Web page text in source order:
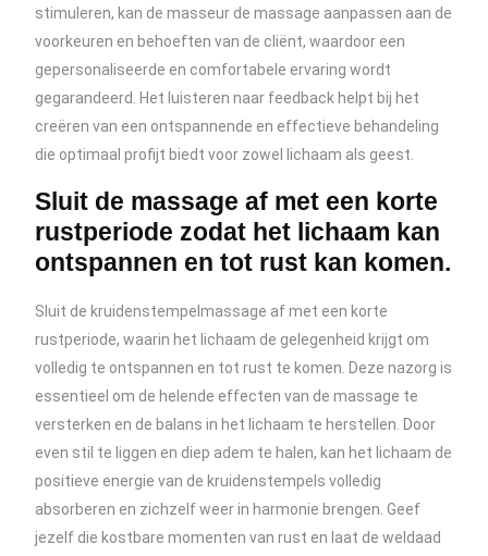
stimuleren, kan de masseur de massage aanpassen aan de
voorkeuren en behoeften van de cliënt, waardoor een
gepersonaliseerde en comfortabele ervaring wordt
gegarandeerd. Het luisteren naar feedback helpt bij het
creëren van een ontspannende en effectieve behandeling
die optimaal profijt biedt voor zowel lichaam als geest.
Sluit de massage af met een korte
rustperiode zodat het lichaam kan
ontspannen en tot rust kan komen.
Sluit de kruidenstempelmassage af met een korte
rustperiode, waarin het lichaam de gelegenheid krijgt om
volledig te ontspannen en tot rust te komen. Deze nazorg is
essentieel om de helende effecten van de massage te
versterken en de balans in het lichaam te herstellen. Door
even stil te liggen en diep adem te halen, kan het lichaam de
positieve energie van de kruidenstempels volledig
absorberen en zichzelf weer in harmonie brengen. Geef
jezelf die kostbare momenten van rust en laat de weldaad